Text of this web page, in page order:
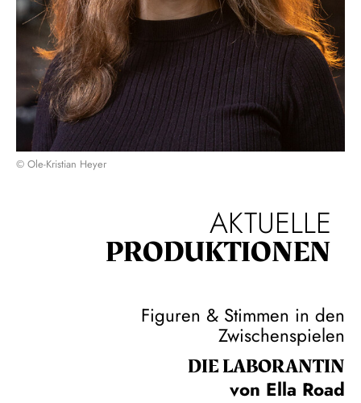
© Ole-Kristian Heyer
AKTUELLE
PRODUKTIONEN
Figuren & Stimmen in den
Zwischenspielen
DIE LA­BO­RAN­TIN
von Ella Road